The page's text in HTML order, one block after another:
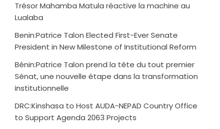
Trésor Mahamba Matula réactive la machine au
Lualaba
Benin:Patrice Talon Elected First-Ever Senate
President in New Milestone of Institutional Reform
Bénin:Patrice Talon prend la tête du tout premier
Sénat, une nouvelle étape dans la transformation
institutionnelle
DRC:Kinshasa to Host AUDA-NEPAD Country Office
to Support Agenda 2063 Projects